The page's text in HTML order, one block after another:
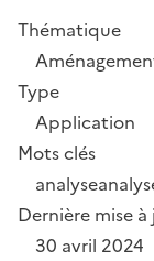
Thématique
Type
Application
Mots clés
analyse
Dernière mise à
30 avril 2024